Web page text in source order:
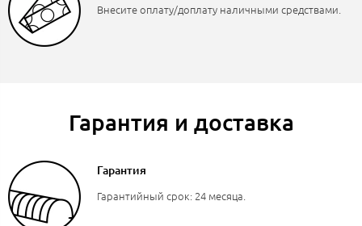
Внесите оплату/доплату наличными средствами.
Гарантия и доставка
Гарантия
Гарантийный срок: 24 месяца.